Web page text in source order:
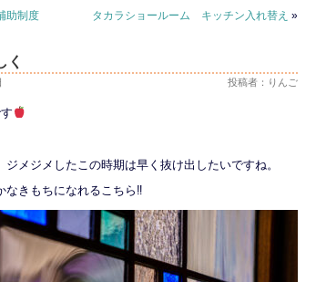
助制度 タカラショールーム キッチン入れ替え »
く
投稿者：りんご
メジメしたこの時期は早く抜け出したいですね。
なきもちになれるこちら‼